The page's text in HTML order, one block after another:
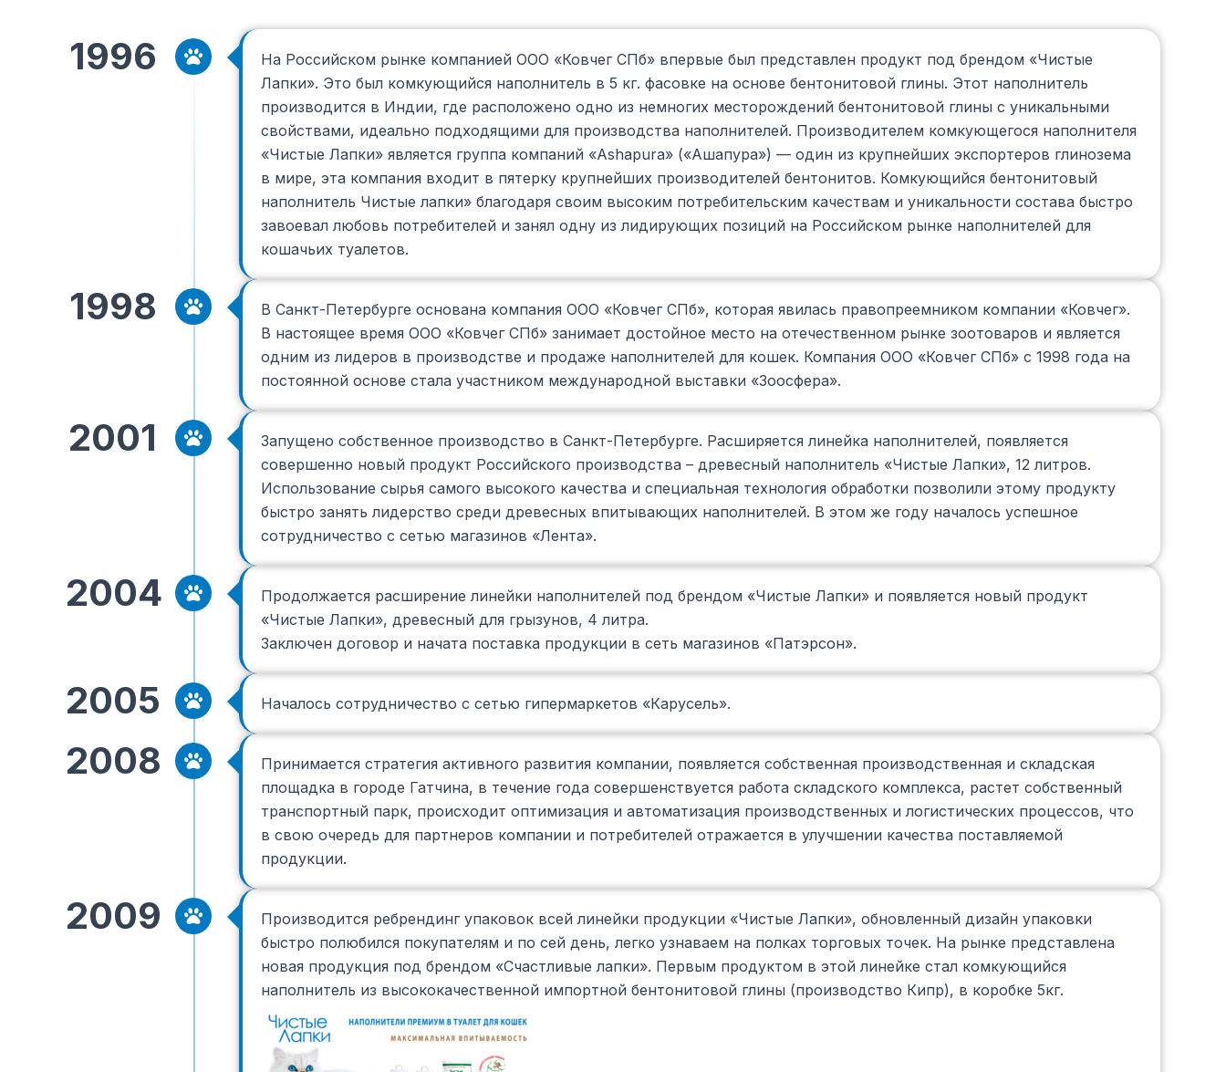
1996
На Российском рынке компанией ООО «Ковчег СПб» впервые был представлен продукт под брендом «Чистые
Лапки». Это был комкующийся наполнитель в 5 кг. фасовке на основе бентонитовой глины. Этот наполнитель
производится в Индии, где расположено одно из немногих месторождений бентонитовой глины с уникальными
свойствами, идеально подходящими для производства наполнителей. Производителем комкующегося наполнителя
«Чистые Лапки» является группа компаний «Ashapura» («Ашапура») — один из крупнейших экспортеров глинозема
в мире, эта компания входит в пятерку крупнейших производителей бентонитов. Комкующийся бентонитовый
наполнитель Чистые лапки» благодаря своим высоким потребительским качествам и уникальности состава быстро
завоевал любовь потребителей и занял одну из лидирующих позиций на Российском рынке наполнителей для
кошачьих туалетов.
1998
В Санкт-Петербурге основана компания ООО «Ковчег СПб», которая явилась правопреемником компании «Ковчег».
В настоящее время ООО «Ковчег СПб» занимает достойное место на отечественном рынке зоотоваров и является
одним из лидеров в производстве и продаже наполнителей для кошек. Компания ООО «Ковчег СПб» с 1998 года на
постоянной основе стала участником международной выставки «Зоосфера».
2001
Запущено собственное производство в Санкт-Петербурге. Расширяется линейка наполнителей, появляется
совершенно новый продукт Российского производства – древесный наполнитель «Чистые Лапки», 12 литров.
Использование сырья самого высокого качества и специальная технология обработки позволили этому продукту
быстро занять лидерство среди древесных впитывающих наполнителей. В этом же году началось успешное
сотрудничество с сетью магазинов «Лента».
2004
Продолжается расширение линейки наполнителей под брендом «Чистые Лапки» и появляется новый продукт
«Чистые Лапки», древесный для грызунов, 4 литра.
Заключен договор и начата поставка продукции в сеть магазинов «Патэрсон».
2005 Началось сотрудничество с сетью гипермаркетов «Карусель».
2008
Принимается стратегия активного развития компании, появляется собственная производственная и складская
площадка в городе Гатчина, в течение года совершенствуется работа складского комплекса, растет собственный
транспортный парк, происходит оптимизация и автоматизация производственных и логистических процессов, что
в свою очередь для партнеров компании и потребителей отражается в улучшении качества поставляемой
продукции.
2009
Производится ребрендинг упаковок всей линейки продукции «Чистые Лапки», обновленный дизайн упаковки
быстро полюбился покупателям и по сей день, легко узнаваем на полках торговых точек. На рынке представлена
новая продукция под брендом «Счастливые лапки». Первым продуктом в этой линейке стал комкующийся
наполнитель из высококачественной импортной бентонитовой глины (производство Кипр), в коробке 5кг.